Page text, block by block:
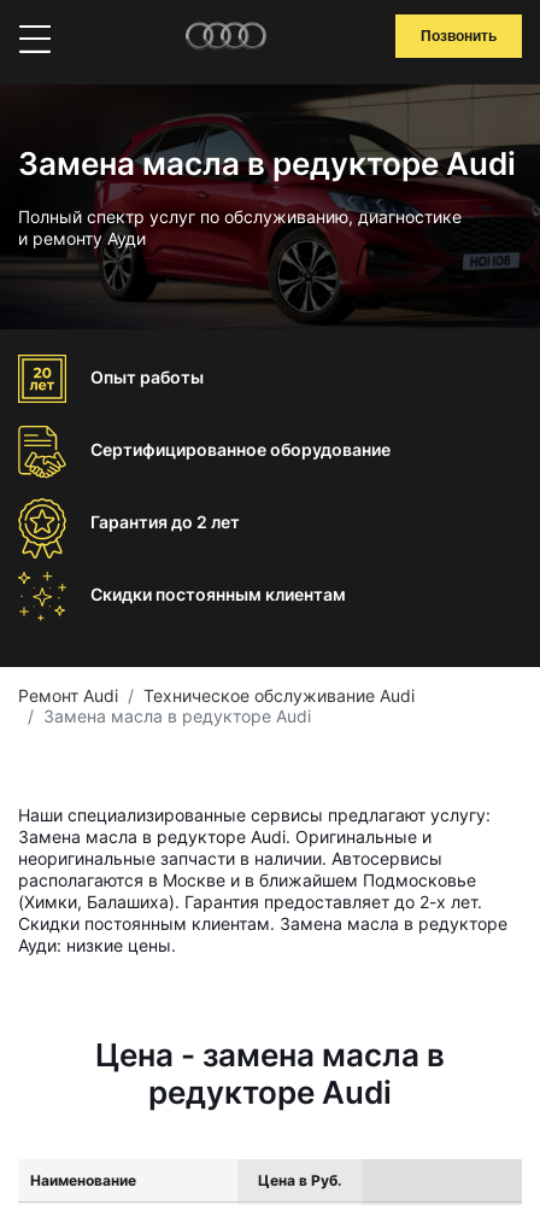
Позвонить
Замена масла в редукторе Audi
Полный спектр услуг по обслуживанию, диагностике
и ремонту Ауди
Опыт работы
Сертифицированноеоборудование
Гарантиядо 2 лет
Скидки постоянным клиентам
Ремонт Audi
Техническое обслуживание Audi
Замена масла в редукторе Audi
Наши специализированные сервисы предлагают услугу:
Замена масла в редукторе Audi. Оригинальные и
неоригинальные запчасти в наличии. Автосервисы
располагаются в Москве и в ближайшем Подмосковье
(Химки, Балашиха). Гарантия предоставляет до 2-х лет.
Скидки постоянным клиентам. Замена масла в редукторе
Ауди: низкие цены.
Цена - замена масла в
редукторе Audi
Наименование Цена в Руб.